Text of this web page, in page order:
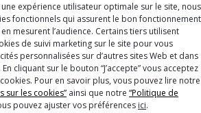
expérience utilisateur optimale sur le site, nous
fonctionnels qui assurent le bon fonctionnement
mesurent l’audience. Certains tiers utilisent
de suivi marketing sur le site pour vous
personnalisées sur d’autres sites Web et dans
cliquant sur le bouton “J’accepte” vous acceptez
Pour en savoir plus, vous pouvez lire notre
sur les cookies” ainsi que notre “Politique de
pouvez ajuster vos préférences ici.